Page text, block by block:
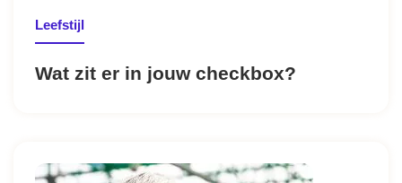
Leefstijl
Wat zit er in jouw checkbox?